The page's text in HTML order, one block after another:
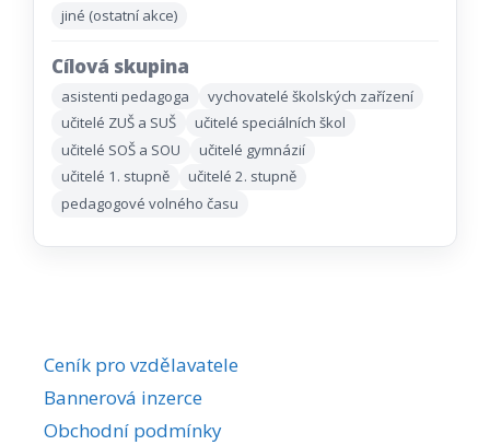
jiné (ostatní akce)
Cílová skupina
asistenti pedagoga
vychovatelé školských zařízení
učitelé ZUŠ a SUŠ
učitelé speciálních škol
učitelé SOŠ a SOU
učitelé gymnázií
učitelé 1. stupně
učitelé 2. stupně
pedagogové volného času
Ceník pro vzdělavatele
Bannerová inzerce
Obchodní podmínky